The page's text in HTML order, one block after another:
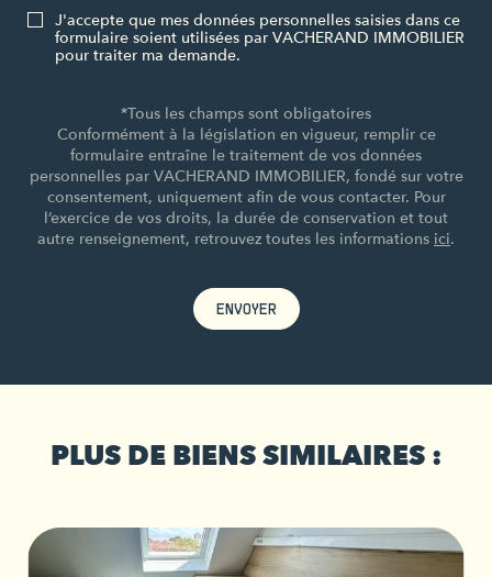
J'accepte que mes données personnelles saisies dans ce
formulaire soient utilisées par VACHERAND IMMOBILIER
pour traiter ma demande.
*Tous les champs sont obligatoires
Conformément à la législation en vigueur, remplir ce
formulaire entraîne le traitement de vos données
personnelles par VACHERAND IMMOBILIER, fondé sur votre
consentement, uniquement afin de vous contacter. Pour
l’exercice de vos droits, la durée de conservation et tout
autre renseignement, retrouvez toutes les informations ici.
ENVOYER
PLUS DE BIENS SIMILAIRES :